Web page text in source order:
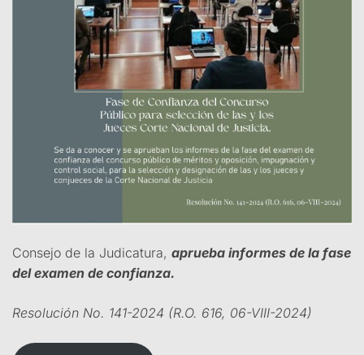
Consejo de la Judicatura, aprueba informes de la fase
del examen de confianza.
Resolución No. 141-2024 (R.O. 616, 06-VIII-2024)